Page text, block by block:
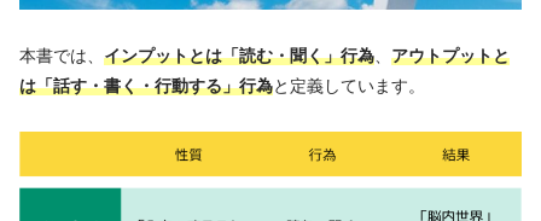
本書では、 インプットとは「読む・聞く」行為
アウトプットと
は「話す・書く・行動する」行為と定義しています。